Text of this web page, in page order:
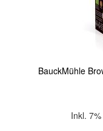
BauckMühle
Inkl.